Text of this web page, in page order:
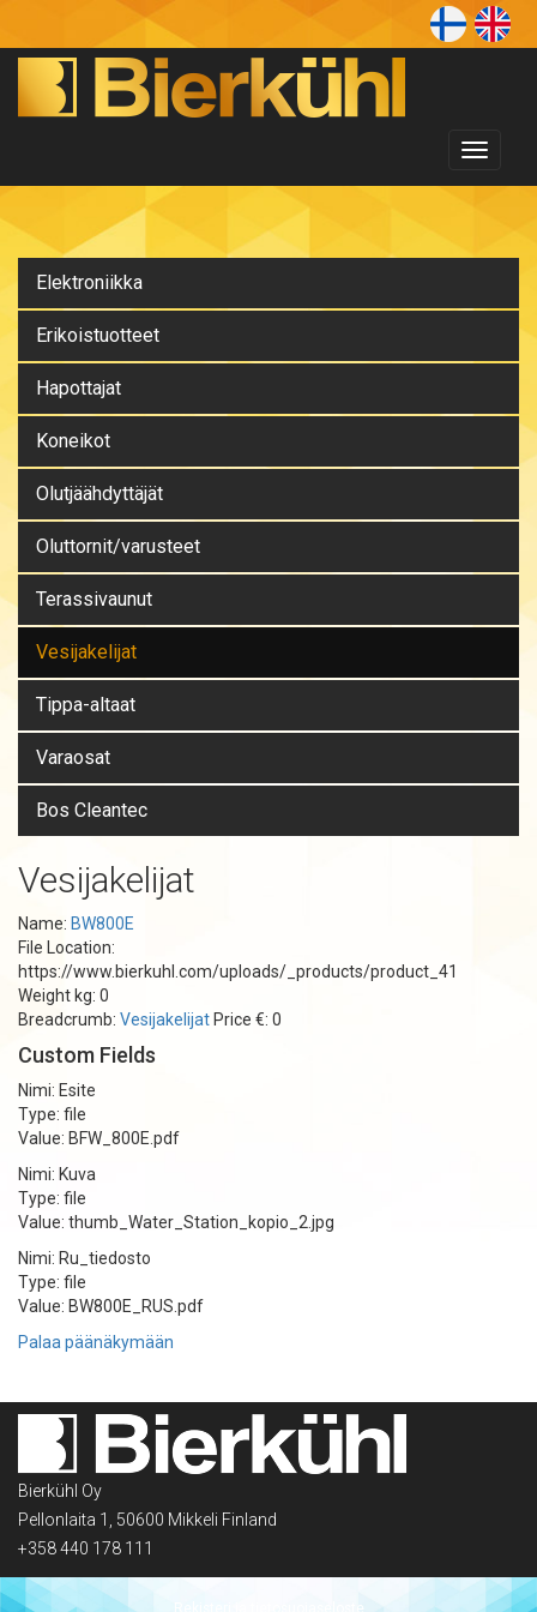
Toggle
Elektroniikka
Erikoistuotteet
Hapottajat
Koneikot
Olutjäähdyttäjät
Oluttornit/varusteet
Terassivaunut
Vesijakelijat
Tippa-altaat
Varaosat
Bos Cleantec
Vesijakelijat
Name: BW800E
File Location:
https://www.bierkuhl.com/uploads/_products/product_41
Weight kg: 0
Breadcrumb: Vesijakelijat Price €: 0
Custom Fields
Nimi: Esite
Type: file
Value: BFW_800E.pdf
Nimi: Kuva
Type: file
Value: thumb_Water_Station_kopio_2.jpg
Nimi: Ru_tiedosto
Type: file
Value: BW800E_RUS.pdf
Palaa päänäkymään
Bierkühl Oy
Pellonlaita 1, 50600 Mikkeli Finland
+358 440 178 111
Rekisteri ja tietosuojaseloste